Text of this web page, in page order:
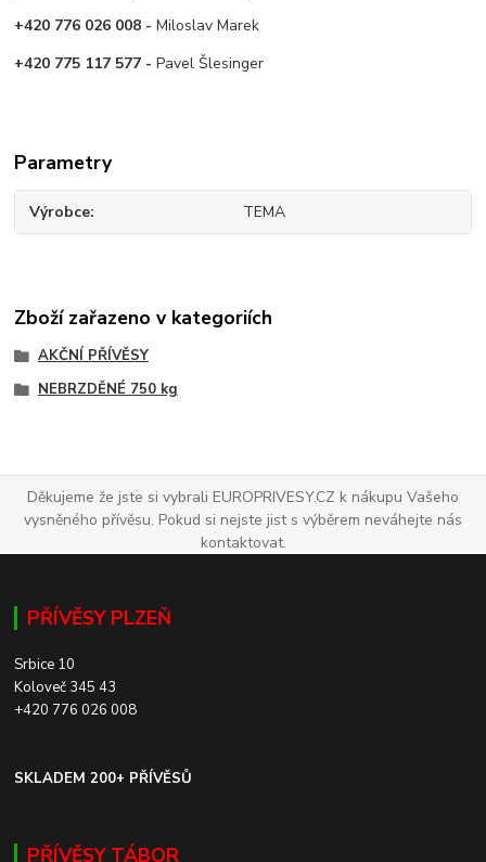
+420 776 026 008 -Miloslav Marek
+420 775 117 577 -Pavel Šlesinger
Parametry
Výrobce TEMA
Zboží zařazeno v kategoriích
AKČNÍ PŘÍVĚSY
NEBRZDĚNÉ 750 kg
Děkujeme že jste si vybrali EUROPRIVESY.CZ k nákupu Vašeho
vysněného přívěsu. Pokud si nejste jist s výběrem neváhejte nás
kontaktovat.
PŘÍVĚSY PLZEŇ
Srbice 10
Koloveč 345 43
+420 776 026 008
SKLADEM 200+ PŘÍVĚSŮ
PŘÍVĚSY TÁBOR